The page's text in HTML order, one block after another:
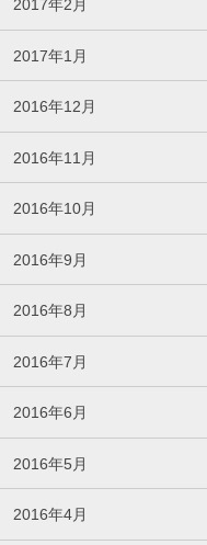
2017年2月
2017年1月
2016年12月
2016年11月
2016年10月
2016年9月
2016年8月
2016年7月
2016年6月
2016年5月
2016年4月